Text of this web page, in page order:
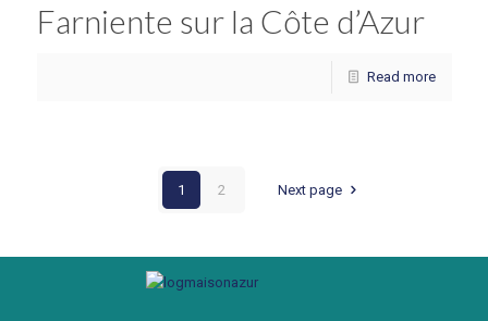
Farniente sur la Côte d’Azur
Read more
1 2 Next page